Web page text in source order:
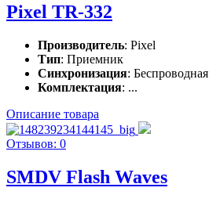
Pixel TR-332
Производитель: Pixel
Тип: Приемник
Синхронизация: Беспроводная
Комплектация: ...
Описание товара
Отзывов: 0
SMDV Flash Waves